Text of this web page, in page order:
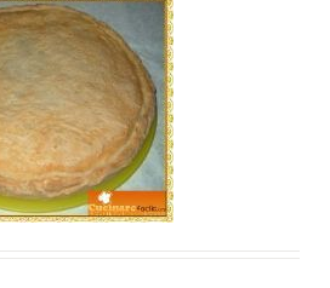
Ricette Piatti unici
Ricette Pesce
Video Ricette
Ricette per Ingrediente